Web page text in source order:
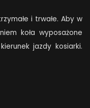
i trwałe. Aby w
koła wyposażone
jazdy kosiarki.